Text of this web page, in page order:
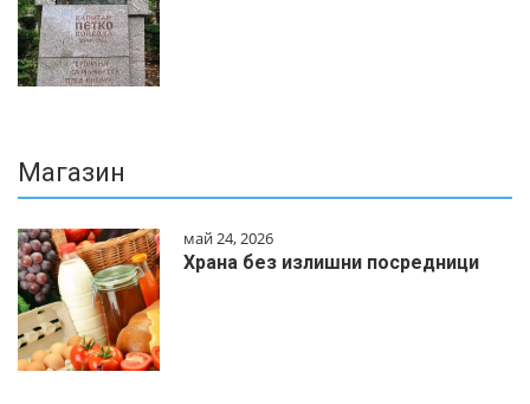
Магазин
май 24, 2026
Храна без излишни посредници